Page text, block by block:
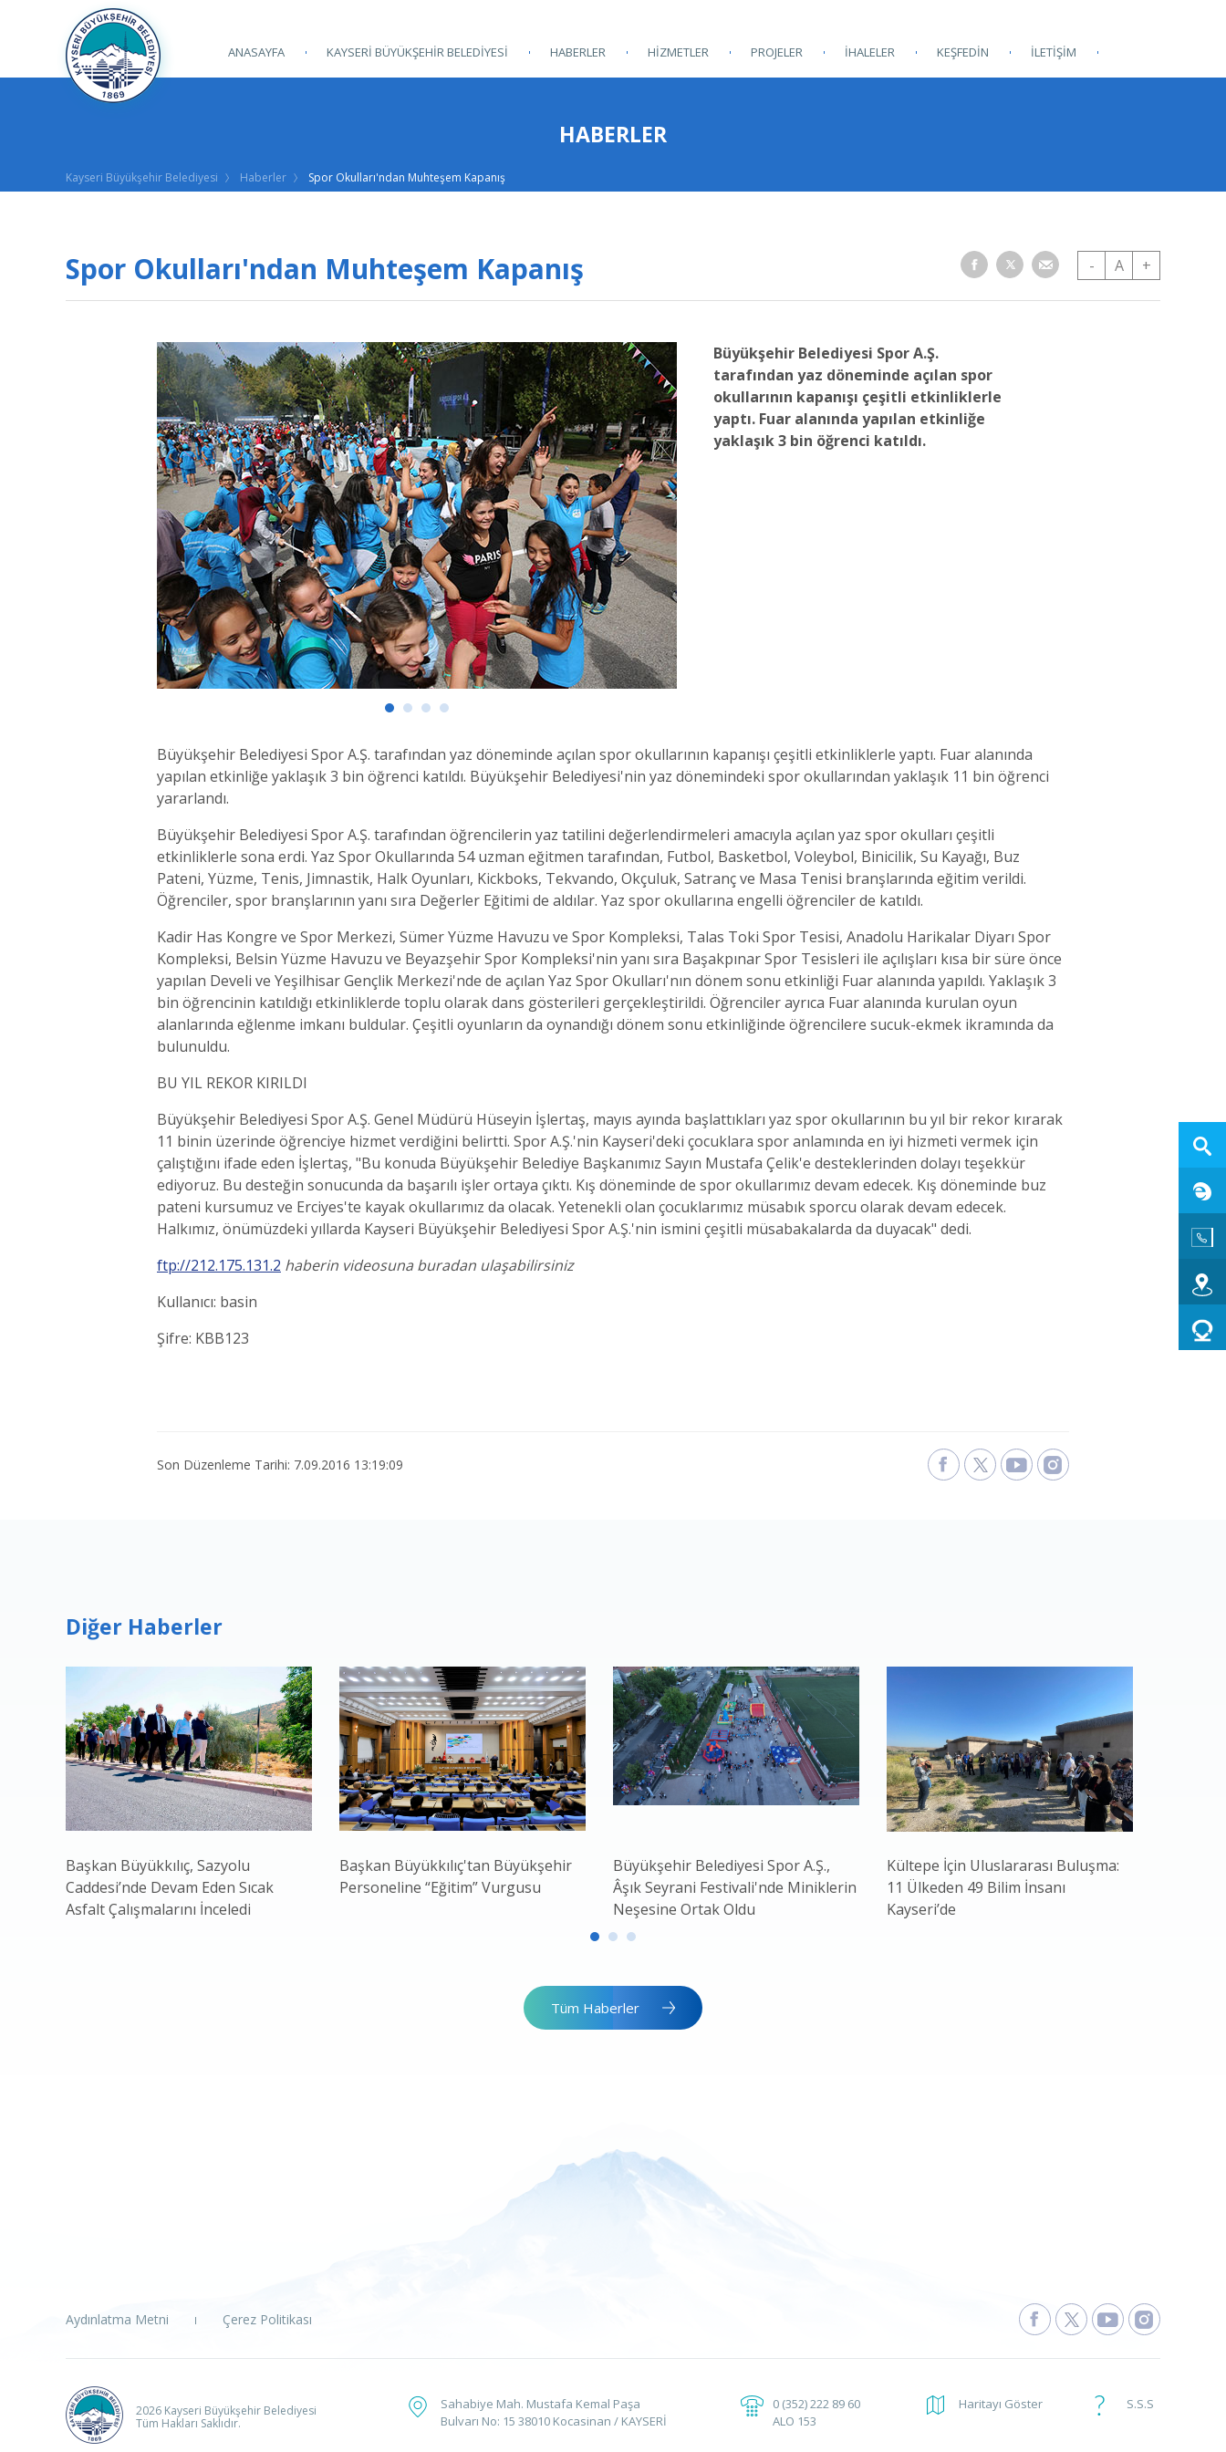
ANASAYFA KAYSERİ BÜYÜKŞEHİR BELEDİYESİ HABERLER HİZMETLER PROJELER İHALELER KEŞFEDİN İLETİŞİM
HABERLER
Kayseri Büyükşehir Belediyesi Haberler Spor Okulları'ndan Muhteşem Kapanış
Spor Okulları'ndan Muhteşem Kapanış - A +
Büyükşehir Belediyesi Spor A.Ş.
tarafından yaz döneminde açılan spor
okullarının kapanışı çeşitli etkinliklerle
yaptı. Fuar alanında yapılan etkinliğe
yaklaşık 3 bin öğrenci katıldı.
Büyükşehir Belediyesi Spor A.Ş. tarafından yaz döneminde açılan spor okullarının kapanışı çeşitli etkinliklerle yaptı. Fuar alanında
yapılan etkinliğe yaklaşık 3 bin öğrenci katıldı. Büyükşehir Belediyesi'nin yaz dönemindeki spor okullarından yaklaşık 11 bin öğrenci
yararlandı.
Büyükşehir Belediyesi Spor A.Ş. tarafından öğrencilerin yaz tatilini değerlendirmeleri amacıyla açılan yaz spor okulları çeşitli
etkinliklerle sona erdi. Yaz Spor Okullarında 54 uzman eğitmen tarafından, Futbol, Basketbol, Voleybol, Binicilik, Su Kayağı, Buz
Pateni, Yüzme, Tenis, Jimnastik, Halk Oyunları, Kickboks, Tekvando, Okçuluk, Satranç ve Masa Tenisi branşlarında eğitim verildi.
Öğrenciler, spor branşlarının yanı sıra Değerler Eğitimi de aldılar. Yaz spor okullarına engelli öğrenciler de katıldı.
Kadir Has Kongre ve Spor Merkezi, Sümer Yüzme Havuzu ve Spor Kompleksi, Talas Toki Spor Tesisi, Anadolu Harikalar Diyarı Spor
Kompleksi, Belsin Yüzme Havuzu ve Beyazşehir Spor Kompleksi'nin yanı sıra Başakpınar Spor Tesisleri ile açılışları kısa bir süre önce
yapılan Develi ve Yeşilhisar Gençlik Merkezi'nde de açılan Yaz Spor Okulları'nın dönem sonu etkinliği Fuar alanında yapıldı. Yaklaşık 3
bin öğrencinin katıldığı etkinliklerde toplu olarak dans gösterileri gerçekleştirildi. Öğrenciler ayrıca Fuar alanında kurulan oyun
alanlarında eğlenme imkanı buldular. Çeşitli oyunların da oynandığı dönem sonu etkinliğinde öğrencilere sucuk-ekmek ikramında da
bulunuldu.
BU YIL REKOR KIRILDI
Büyükşehir Belediyesi Spor A.Ş. Genel Müdürü Hüseyin İşlertaş, mayıs ayında başlattıkları yaz spor okullarının bu yıl bir rekor kırarak
11 binin üzerinde öğrenciye hizmet verdiğini belirtti. Spor A.Ş.'nin Kayseri'deki çocuklara spor anlamında en iyi hizmeti vermek için
çalıştığını ifade eden İşlertaş, "Bu konuda Büyükşehir Belediye Başkanımız Sayın Mustafa Çelik'e desteklerinden dolayı teşekkür
ediyoruz. Bu desteğin sonucunda da başarılı işler ortaya çıktı. Kış döneminde de spor okullarımız devam edecek. Kış döneminde buz
pateni kursumuz ve Erciyes'te kayak okullarımız da olacak. Yetenekli olan çocuklarımız müsabık sporcu olarak devam edecek.
Halkımız, önümüzdeki yıllarda Kayseri Büyükşehir Belediyesi Spor A.Ş.'nin ismini çeşitli müsabakalarda da duyacak" dedi.
ftp://212.175.131.2 haberin videosuna buradan ulaşabilirsiniz
Kullanıcı: basin
Şifre: KBB123
Son Düzenleme Tarihi: 7.09.2016 13:19:09
Diğer Haberler
Başkan Büyükkılıç, Sazyolu
Caddesi’nde Devam Eden Sıcak
Asfalt Çalışmalarını İnceledi
Başkan Büyükkılıç'tan Büyükşehir
Personeline “Eğitim” Vurgusu
Büyükşehir Belediyesi Spor A.Ş.,
Âşık Seyrani Festivali'nde Miniklerin
Neşesine Ortak Oldu
Kültepe İçin Uluslararası Buluşma:
11 Ülkeden 49 Bilim İnsanı
Kayseri’de
Tüm Haberler
Aydınlatma Metni Çerez Politikası
2026 Kayseri Büyükşehir Belediyesi
Tüm Hakları Saklıdır.
Sahabiye Mah. Mustafa Kemal Paşa
Bulvarı No: 15 38010 Kocasinan / KAYSERİ
0 (352) 222 89 60
ALO 153
Haritayı Göster S.S.S